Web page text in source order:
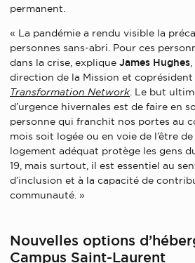
permanent.
« La pandémie a rendu visible la
personnes sans-abri. Pour ces
dans la crise, explique James Hughes
direction de la Mission et coprésident
Transformation Network. Le but
d’urgence hivernales est de faire en
personne qui franchit nos portes au
mois soit logée ou en voie de l’être
logement adéquat protège les gens
19, mais surtout, il est essentiel au
d’inclusion et à la capacité de
communauté. »
Nouvelles options
Campus Saint-Laurent